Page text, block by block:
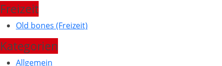
Freizeit
Old bones (Freizeit)
Kategorien
Allgemein